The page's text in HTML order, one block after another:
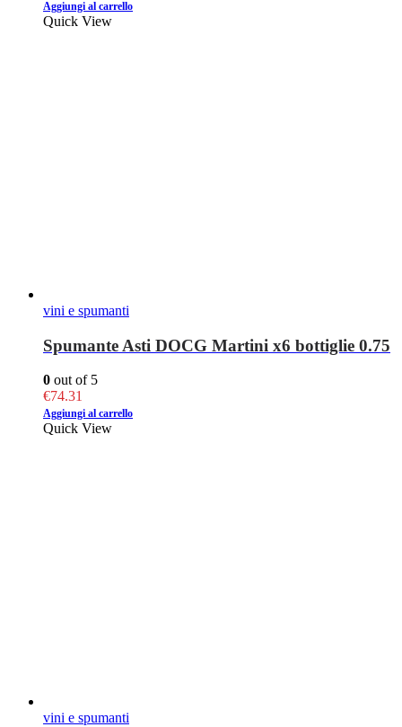
Aggiungi al carrello
Quick View
vini e spumanti
Spumante Asti DOCG Martini x6 bottiglie 0.75
0 out of 5
€74.31
Aggiungi al carrello
Quick View
vini e spumanti